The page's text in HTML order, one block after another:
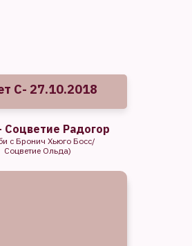
с Бронич Хьюго Босс/
Соцветие Ольда)
Соцветие Радогор
С- 27.10.2018